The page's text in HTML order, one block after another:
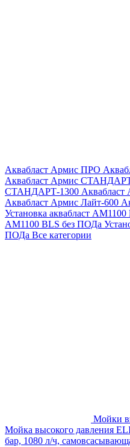
Аквабласт Армис ПРО
Аквабласт Армис
СТАНДАРТ-1300
Аквабласт Армис Лайт-600
Установка аквабласт
AM1100 BLS без ПОДа
ПОДа Все категории
Мойки
Мойка высокого давления
бар, 1080 л/ч,